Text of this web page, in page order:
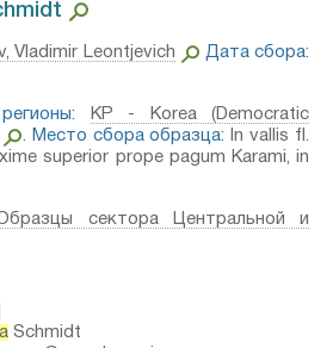
Vladimir Leontjevich
Дата сбора:
KP - Korea (Democratic
. Место сбора образца: In vallis fl.
superior prope pagum Karami, in
сектора Центральной и
Schmidt